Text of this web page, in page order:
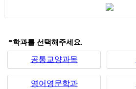
*학과를 선택해주세요.
공통교양과목
영어영문학과